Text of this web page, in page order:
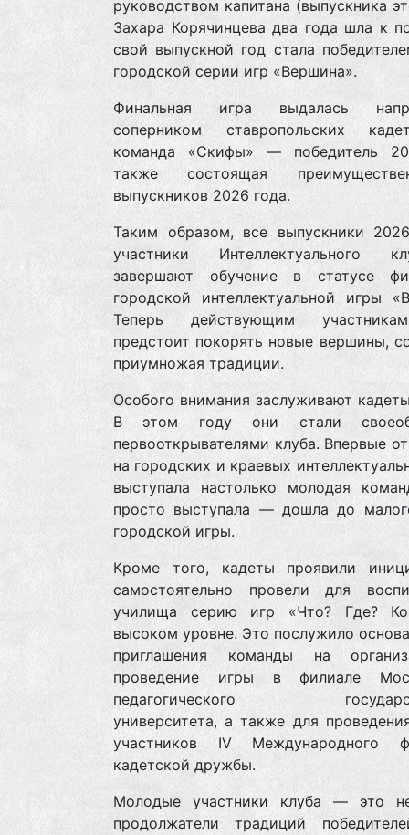
руководством капитана (выпускника
Захара Корячинцева два года шла к
свой выпускной год стала
городской серии игр «Вершина».
Финальная игра выдалась
соперником ставропольских
команда «Скифы» — победитель
также состоящая
выпускников 2026 года.
Таким образом, все выпускники
участники Интеллектуального
завершают обучение в статусе
городской интеллектуальной игры
Теперь действующим
предстоит покорять новые вершины,
приумножая традиции.
Особого внимания заслуживают
В этом году они стали
первооткрывателями клуба. Впервые
на городских и краевых
выступала настолько молодая
просто выступала — дошла до
городской игры.
Кроме того, кадеты проявили
самостоятельно провели для
училища серию игр «Что? Где?
высоком уровне. Это послужило
приглашения команды на
проведение игры в филиале
педагогического
университета, а также для
участников IV Международного
кадетской дружбы.
Молодые участники клуба — это
продолжатели традиций